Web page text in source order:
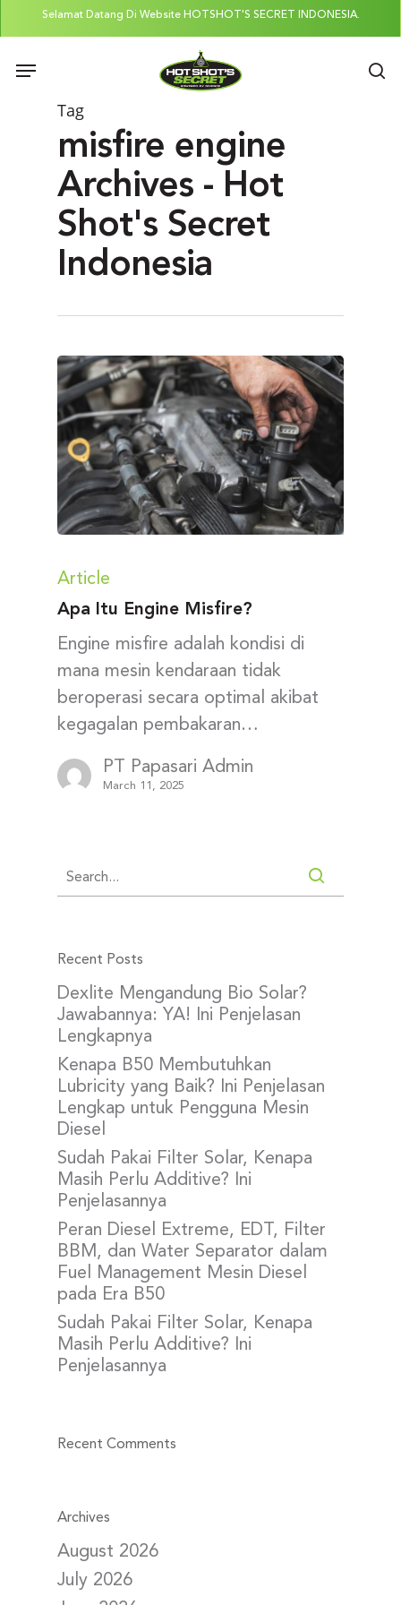
to
main
Selamat Datang Di Website HOTSHOT'S SECRET INDONESIA.
Menu
Tag
misfire engine
Archives - Hot
Shot's Secret
Indonesia
Article
Apa Itu Engine Misfire?
Engine misfire adalah kondisi di
mana mesin kendaraan tidak
beroperasi secara optimal akibat
kegagalan pembakaran…
PT Papasari Admin
March 11, 2025
Recent Posts
Dexlite Mengandung Bio Solar?
Jawabannya: YA! Ini Penjelasan
Lengkapnya
Kenapa B50 Membutuhkan
Lubricity yang Baik? Ini Penjelasan
Lengkap untuk Pengguna Mesin
Diesel
Sudah Pakai Filter Solar, Kenapa
Masih Perlu Additive? Ini
Penjelasannya
Peran Diesel Extreme, EDT, Filter
BBM, dan Water Separator dalam
Fuel Management Mesin Diesel
pada Era B50
Sudah Pakai Filter Solar, Kenapa
Masih Perlu Additive? Ini
Penjelasannya
Recent Comments
Archives
August 2026
July 2026